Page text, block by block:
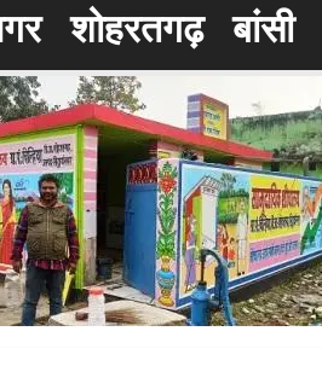
शोहरतगढ़ बांसी